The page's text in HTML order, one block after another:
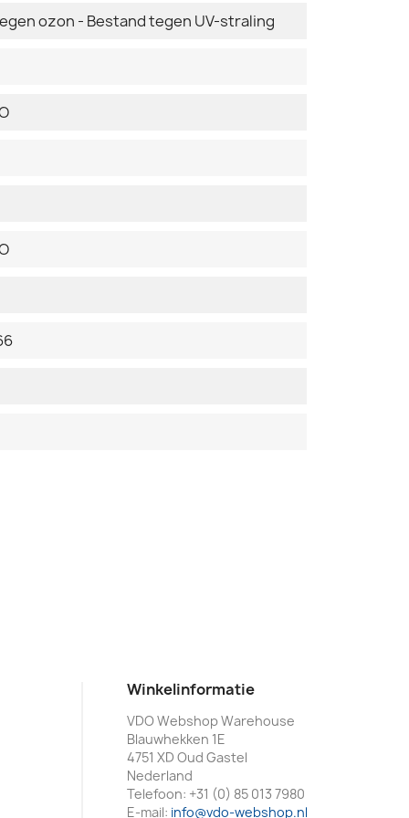
ozon - Bestand tegen UV-straling
Winkelinformatie
VDO Webshop Warehouse
Blauwhekken 1E
4751 XD Oud Gastel
Nederland
Telefoon: +31 (0) 85 013 7980
E-mail: info@vdo-webshop.nl